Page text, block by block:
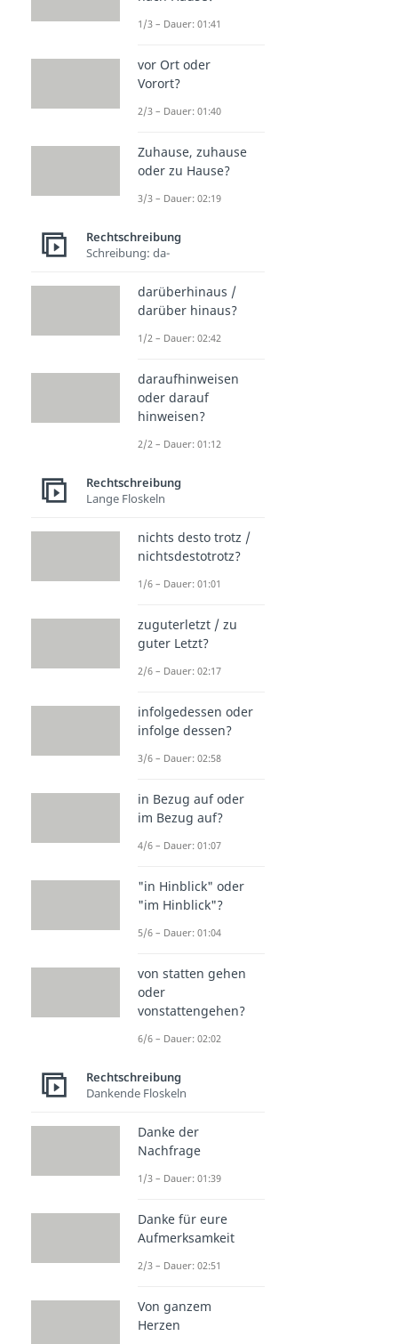
1/3 – Dauer: 01:41
vor Ort oder
Vorort?
2/3 – Dauer: 01:40
Zuhause, zuhause
oder zu Hause?
3/3 – Dauer: 02:19
Rechtschreibung
Schreibung: da-
darüberhinaus /
darüber hinaus?
1/2 – Dauer: 02:42
daraufhinweisen
oder darauf
hinweisen?
2/2 – Dauer: 01:12
Rechtschreibung
Lange Floskeln
nichts desto trotz /
nichtsdestotrotz?
1/6 – Dauer: 01:01
zuguterletzt / zu
guter Letzt?
2/6 – Dauer: 02:17
infolgedessen oder
infolge dessen?
3/6 – Dauer: 02:58
in Bezug auf oder
im Bezug auf?
4/6 – Dauer: 01:07
"in Hinblick" oder
"im Hinblick"?
5/6 – Dauer: 01:04
von statten gehen
oder
vonstattengehen?
6/6 – Dauer: 02:02
Rechtschreibung
Dankende Floskeln
Danke der
Nachfrage
1/3 – Dauer: 01:39
Danke für eure
Aufmerksamkeit
2/3 – Dauer: 02:51
Von ganzem
Herzen